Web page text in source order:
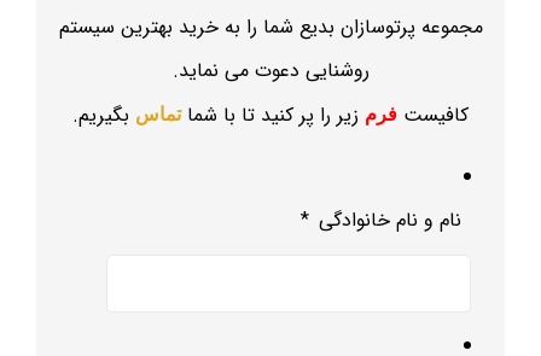
مجموعه پرتوسازان بدیع شما را به خرید بهترین سیستم
روشنایی دعوت می نماید.
کافیست فرم زیر را پر کنید تا با شماتماس بگیریم.
نام و نام خانوادگی *